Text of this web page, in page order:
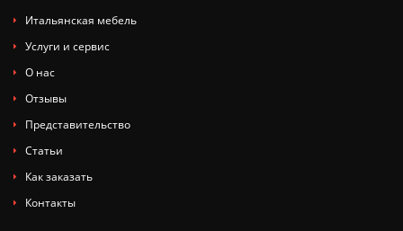
Итальянская мебель
Услуги и сервис
О нас
Отзывы
Представительство
Статьи
Как заказать
Контакты